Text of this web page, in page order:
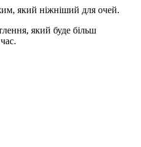
який ніжніший для очей.
який буде більш